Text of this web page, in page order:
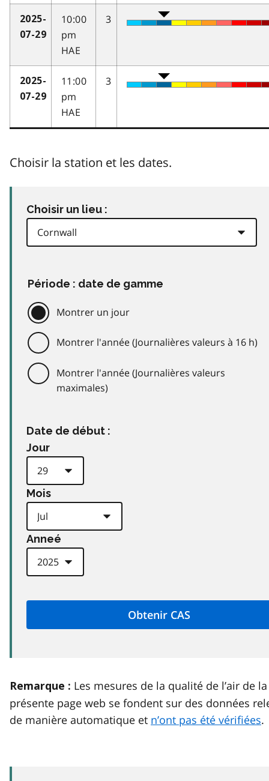
2025-
07-29
10:00
pm
HAE
3
2025-
07-29
11:00
pm
HAE
3
Choisir la station et les dates.
Choisir un lieu :
Période : date de gamme
Montrer un jour
Montrer l'année (Journalières valeurs à 16 h)
Montrer l'année (Journalières valeurs
maximales)
Date de début :
Jour
Mois
Anneé
Remarque : Les mesures de la qualité de l’air de la
présente page web se fondent sur des données
de manière automatique et n’ont pas été vérifiées.